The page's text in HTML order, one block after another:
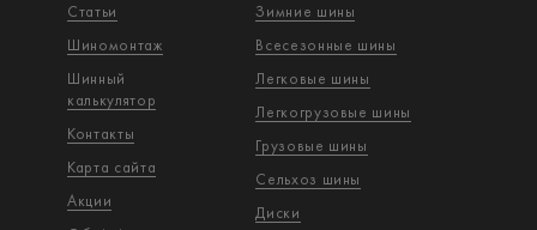
Статьи
Шиномонтаж
Шинный
калькулятор
Контакты
Карта сайта
Акции
Зимние шины
Всесезонные шины
Легковые шины
Легкогрузовые шины
Грузовые шины
Сельхоз шины
Диски